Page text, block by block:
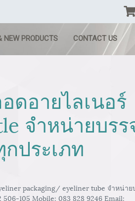
NEW PRODUCTS CONTACT US
อายไลเนอร์
จำหน่ายบร
ประเภท
packaging/ eyeliner tube จำหน่า
506-105 Mobile: 083 828 9246 Email: